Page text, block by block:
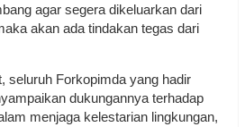
agar segera dikeluarkan dari
akan ada tindakan tegas dari
seluruh Forkopimda yang hadir
dukungannya terhadap
menjaga kelestarian lingkungan,